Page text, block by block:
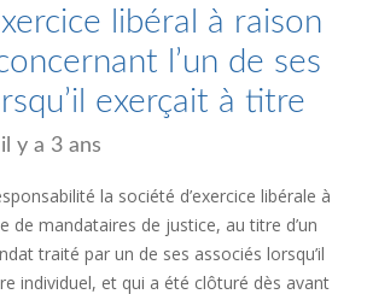
libéral à raison
l’un de ses
exerçait à titre
y a 3 ans
la société d’exercice libérale à
de mandataires de justice, au titre d’un
traité par un de ses associés lorsqu’il
individuel, et qui a été clôturé dès avant